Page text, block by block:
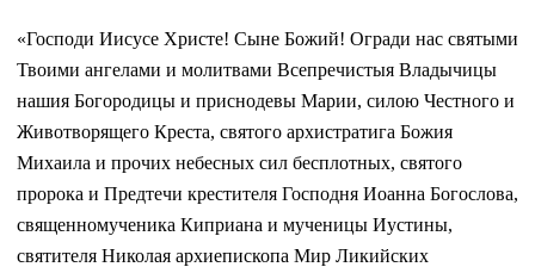
«Господи Иисусе Христе! Сыне Божий! Огради нас святыми
Твоими ангелами и молитвами Всепречистыя Владычицы
нашия Богородицы и приснодевы Марии, силою Честного и
Животворящего Креста, святого архистратига Божия
Михаила и прочих небесных сил бесплотных, святого
пророка и Предтечи крестителя Господня Иоанна Богослова,
священномученика Киприана и мученицы Иустины,
святителя Николая архиепископа Мир Ликийских